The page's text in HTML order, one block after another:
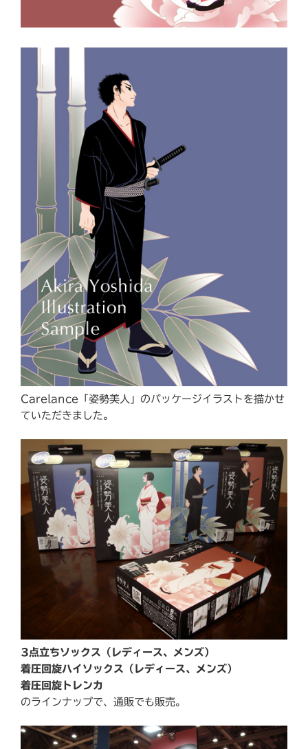
Carelance「姿勢美人」のパッケージイラストを描かせ
ていただきました。
3点立ちソックス（レディース、メンズ）
着圧回旋ハイソックス（レディース、メンズ）
着圧回旋トレンカ
のラインナップで、通販でも販売。